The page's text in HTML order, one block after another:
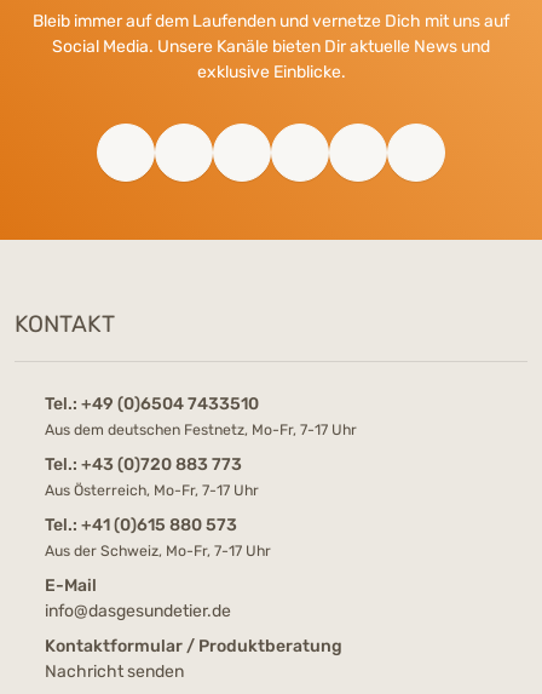
Bleib immer auf dem Laufenden und vernetze Dich mit uns auf
Social Media. Unsere Kanäle bieten Dir aktuelle News und
exklusive Einblicke.
KONTAKT
Tel.: +49 (0)6504 7433510
Aus dem deutschen Festnetz, Mo-Fr, 7-17 Uhr
Tel.: +43 (0)720 883 773
Aus Österreich, Mo-Fr, 7-17 Uhr
Tel.: +41 (0)615 880 573
Aus der Schweiz, Mo-Fr, 7-17 Uhr
E-Mail
info@dasgesundetier.de
Kontaktformular / Produktberatung
Nachricht senden